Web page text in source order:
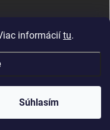
informácií tu.
Súhlasím
práva vyhradené.